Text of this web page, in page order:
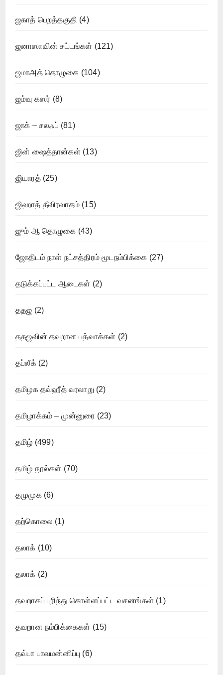
ஜகாத் பெறத்தகுதி (4)
ஜனாஸாவின் சட்டங்கள் (121)
ஜமாஅத் தொழுகை (104)
ஜம்வு கஸர் (8)
ஜாக் – சலஃப் (81)
ஜின் ஷைத்தான்கள் (13)
ஜியாரத்(25)
ஜிஹாத் தீவிரவாதம் (15)
ஜும் ஆ தொழுகை (43)
ஜோதிடம் நாள் நட்சத்திரம் மூடநம்பிக்கை (27)
தடுக்கப்பட்ட ஆடைகள் (2)
ததஜ (2)
ததஜவின் தவறான பத்வாக்கள் (2)
தப்லீக்(2)
தமிழக தவ்ஹீத் வரலாறு (2)
தமிழாக்கம் – முன்னுரை (23)
தமிழ் (499)
தமிழ் நூல்கள் (70)
தமுமுக(6)
தற்கொலை (1)
தலாக் (10)
தலாக் (2)
தவறாகப் புரிந்து கொள்ளப்பட்ட வசனங்கள் (1)
தவறான நம்பிக்கைகள் (15)
தவ்பா பாவமன்னிப்பு (6)